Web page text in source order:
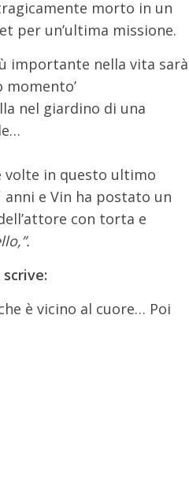
morto in un
per un’ultima missione.
importante nella vita sarà
nel giardino di una
volte in questo ultimo
e Vin ha postato un
con torta e
è vicino al cuore… Poi